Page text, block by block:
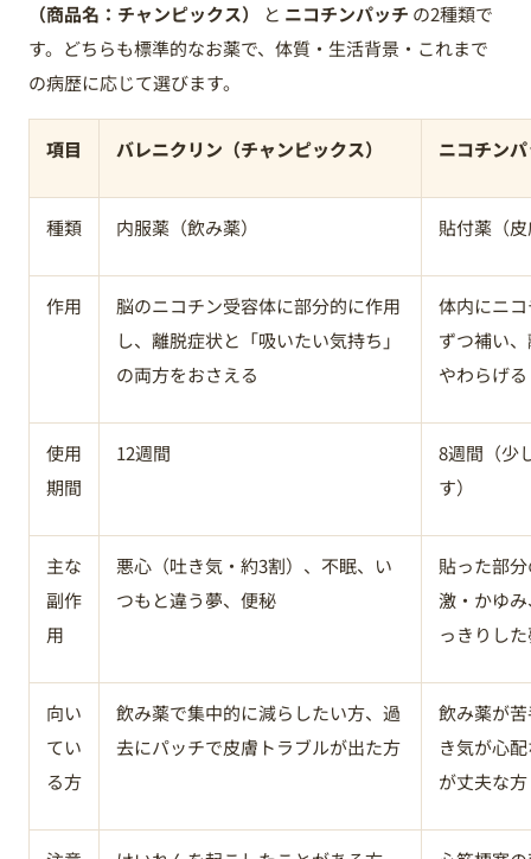
（商品名：チャンピックス）
と ニコチンパッチ の2種類で
す。どちらも標準的なお薬で、体質・生活背景・これまで
の病歴に応じて選びます。
項目 バレニクリン（チャンピックス） ニコチン
種類 内服薬（飲み薬） 貼付薬（
作用
脳のニコチン受容体に部分的に作用
し、離脱症状と「吸いたい気持ち」
の両方をおさえる
体内にニ
ずつ補い
やわらげる
使用
期間
12週間
8週間（少
す）
主な
副作
用
悪心（吐き気・約3割）、不眠、い
つもと違う夢、便秘
貼った部
激・かゆ
っきりし
向い
てい
る方
飲み薬で集中的に減らしたい方、過
去にパッチで皮膚トラブルが出た方
飲み薬が
き気が心
が丈夫な方